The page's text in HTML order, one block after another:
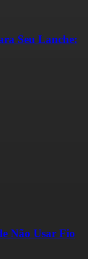
Seu Lanche:
Não Usar Fio